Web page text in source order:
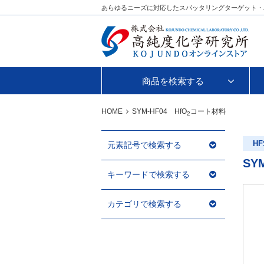
あらゆるニーズに対応したスパッタリングターゲット
商品を検索する
HOME SYM-HF04 HfO2コート材料
元素記号で検索する
キーワードで検索する
カテゴリで検索する